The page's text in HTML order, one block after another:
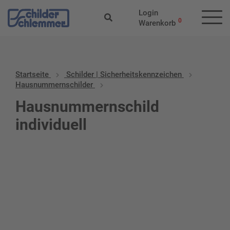
Login
Warenkorb 0
Startseite
Schilder | Sicherheitskennzeichen
Hausnummernschilder
Hausnummernschild
individuell